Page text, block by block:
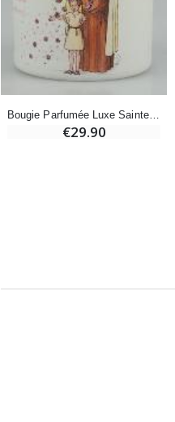
€4.90
Bougie Parfumée Luxe Sainte Thérèse de Lisieux avec Prière
€29.90